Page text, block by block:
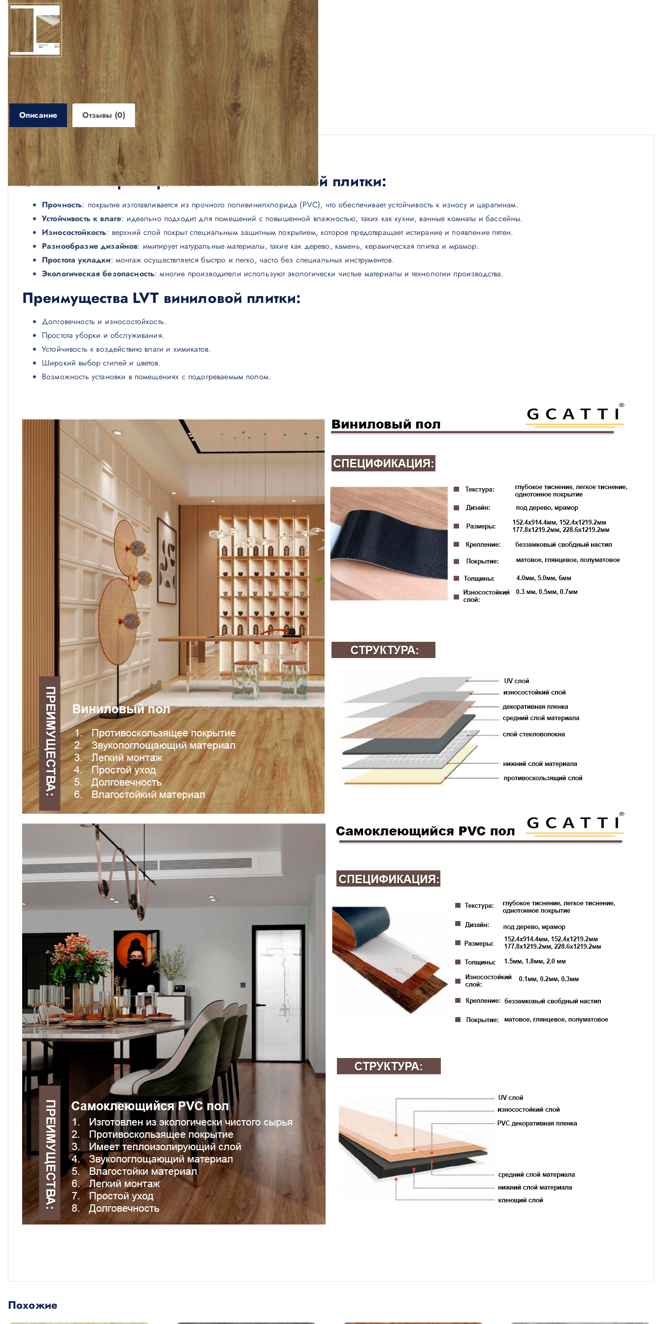
Описание Отзывы (0)
Описание
Основные характеристики LVT виниловой плитки:
Прочность: покрытие изготавливается из прочного поливинилхлорида (PVC), что обеспечивает устойчивость к износу и царапинам.
Устойчивость к влаге: идеально подходит для помещений с повышенной влажностью, таких как кухни, ванные комнаты и бассейны.
Износостойкость: верхний слой покрыт специальным защитным покрытием, которое предотвращает истирание и появление пятен.
Разнообразие дизайнов: имитирует натуральные материалы, такие как дерево, камень, керамическая плитка и мрамор.
Простота укладки: монтаж осуществляется быстро и легко, часто без специальных инструментов.
Экологическая безопасность: многие производители используют экологически чистые материалы и технологии производства.
Преимущества LVT виниловой плитки:
Долговечность и износостойкость.
Простота уборки и обслуживания.
Устойчивость к воздействию влаги и химикатов.
Широкий выбор стилей и цветов.
Возможность установки в помещениях с подогреваемым полом.
Похожие